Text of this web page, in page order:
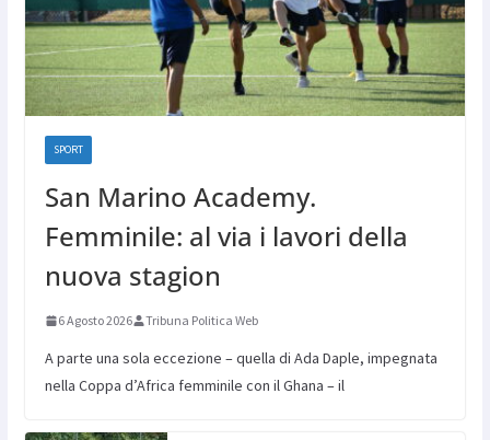
SPORT
San Marino Academy.
Femminile: al via i lavori della
nuova stagion
6 Agosto 2026 Tribuna Politica Web
A parte una sola eccezione – quella di Ada Daple, impegnata
nella Coppa d’Africa femminile con il Ghana – il